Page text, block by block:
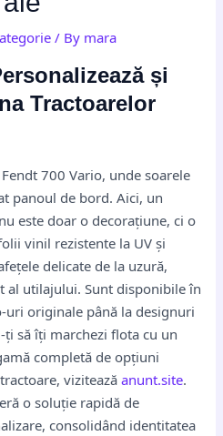
/ By mara
și
Tractoarelor
700 Vario, unde soarele
panoul de bord. Aici, un
este doar o decorațiune, ci o
vinil rezistente la UV și
delicate de la uzură,
al utilajului. Sunt disponibile în
uri originale până la designuri
să îți marchezi flota cu un
completă de opțiuni
viziteazăanunt.site.
o soluție rapidă de
consolidând identitatea